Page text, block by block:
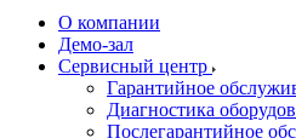
О компании
Демо-зал
Сервисный центр
Гарантийное
Диагностика
Послегарантийное